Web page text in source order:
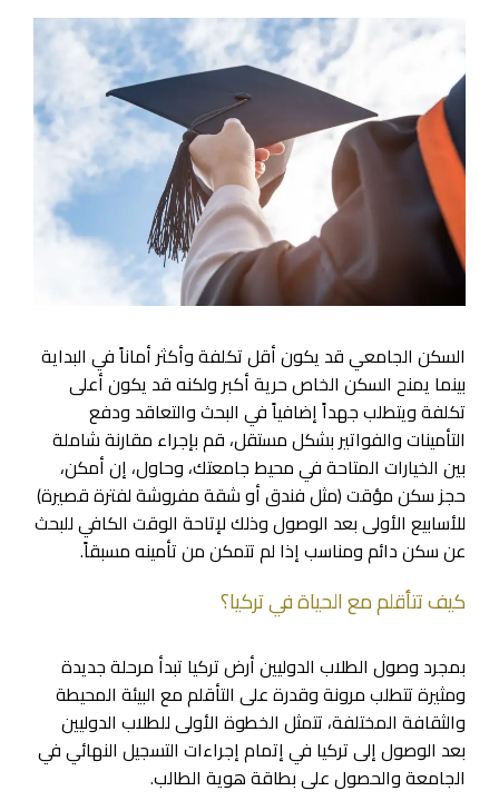
السكن الجامعي قد يكون أقل تكلفة وأكثر أماناً في البداية
بينما يمنح السكن الخاص حرية أكبر ولكنه قد يكون أعلى
تكلفة ويتطلب جهداً إضافياً في البحث والتعاقد ودفع
التأمينات والفواتير بشكل مستقل، قم بإجراء مقارنة شاملة
بين الخيارات المتاحة في محيط جامعتك، وحاول، إن أمكن،
حجز سكن مؤقت (مثل فندق أو شقة مفروشة لفترة قصيرة)
للأسابيع الأولى بعد الوصول وذلك لإتاحة الوقت الكافي للبحث
عن سكن دائم ومناسب إذا لم تتمكن من تأمينه مسبقاً.
كيف تتأقلم مع الحياة في تركيا؟
بمجرد وصول الطلاب الدوليين أرض تركيا تبدأ مرحلة جديدة
ومثيرة تتطلب مرونة وقدرة على التأقلم مع البيئة المحيطة
والثقافة المختلفة، تتمثل الخطوة الأولى للطلاب الدوليين
بعد الوصول إلى تركيا في إتمام إجراءات التسجيل النهائي في
الجامعة والحصول على بطاقة هوية الطالب.